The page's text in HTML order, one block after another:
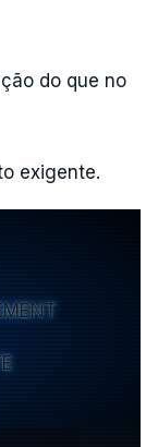
do que no
exigente.